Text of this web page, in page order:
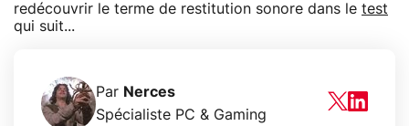
redécouvrir le terme de restitution sonore dans le test
qui suit...
Par Nerces
Spécialiste PC & Gaming